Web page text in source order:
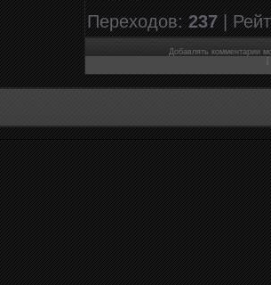
Переходов:237|
Добавлять комментарии